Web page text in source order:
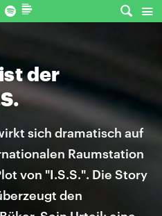
der
sich dramatisch auf
Raumstation
von "I.S.S.". Die Story
den